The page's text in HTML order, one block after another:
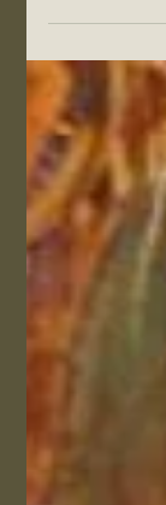
aquela
costumamos